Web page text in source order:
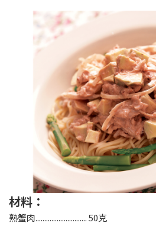
材料：
熟蟹肉............................. 50克